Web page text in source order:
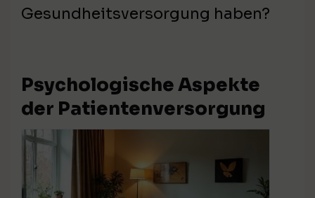
Gesundheitsversorgung haben?
Psychologische Aspekte
der Patientenversorgung